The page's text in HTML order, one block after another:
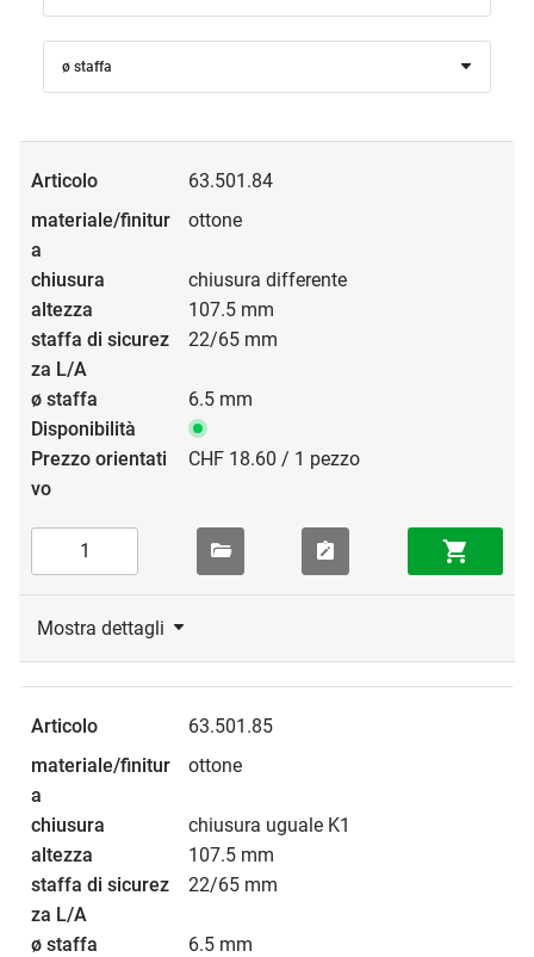
ø staffa
63.501.84
ottone
chiusura differente
107.5 mm
22/65 mm
6.5 mm
CHF 18.60 / 1 pezzo
Mostra dettagli
63.501.85
ottone
chiusura uguale K1
107.5 mm
22/65 mm
6.5 mm